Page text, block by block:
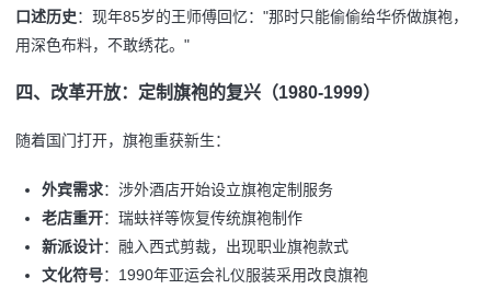
口述历史：现年85岁的王师傅回忆："那时只能偷偷给华侨做旗袍，
用深色布料，不敢绣花。"
四、改革开放：定制旗袍的复兴（1980-1999）
随着国门打开，旗袍重获新生：
外宾需求：涉外酒店开始设立旗袍定制服务
老店重开：瑞蚨祥等恢复传统旗袍制作
新派设计：融入西式剪裁，出现职业旗袍款式
文化符号：1990年亚运会礼仪服装采用改良旗袍